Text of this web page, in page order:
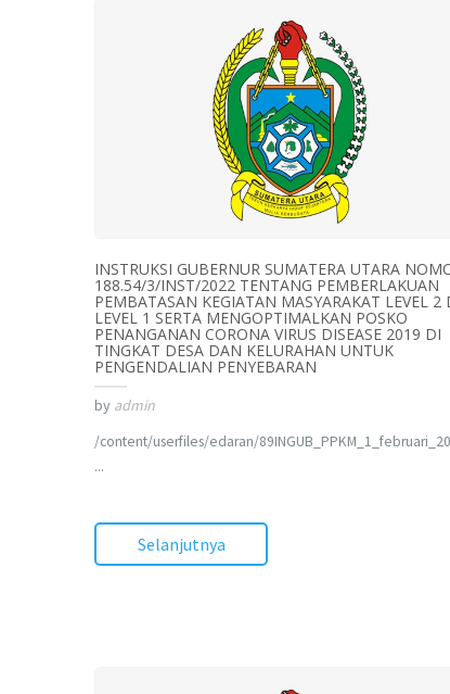
INSTRUKSI GUBERNUR SUMATERA UTARA
188.54/3/INST/2022 TENTANG PEMBERLAKUAN
PEMBATASAN KEGIATAN MASYARAKAT LEVEL 2
LEVEL 1 SERTA MENGOPTIMALKAN POSKO
PENANGANAN CORONA VIRUS DISEASE 2019 DI
TINGKAT DESA DAN KELURAHAN UNTUK
PENGENDALIAN PENYEBARAN
by admin
/content/userfiles/edaran/
...
Selanjutnya